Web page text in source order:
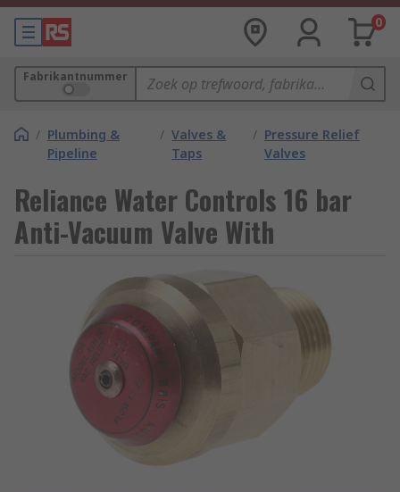
0
Fabrikantnummer
/ Plumbing &
Pipeline
/ Valves &
Taps
/ Pressure Relief
Valves
Reliance Water Controls 16 bar
Anti-Vacuum Valve With